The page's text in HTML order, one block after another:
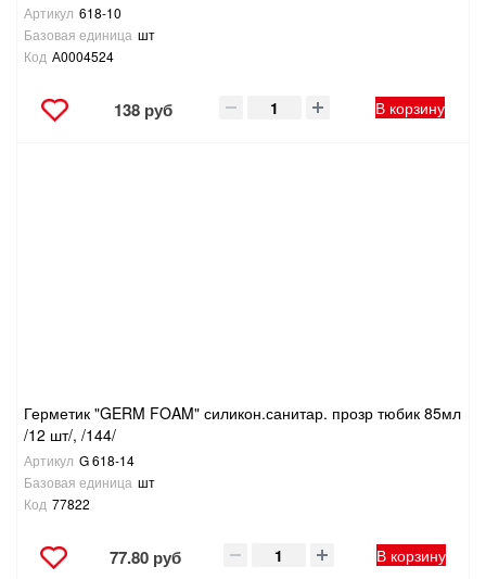
Артикул 618-10
Базовая единица шт
Код А0004524
138 руб В корзину
Герметик "GERM FOAM" силикон.санитар. прозр тюбик 85мл
/12 шт/, /144/
Артикул G 618-14
Базовая единица шт
Код 77822
77.80 руб В корзину